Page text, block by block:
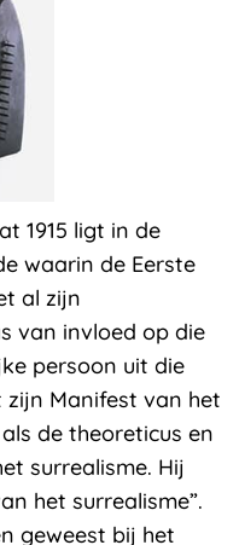
1915 ligt in de
waarin de Eerste
al zijn
van invloed op die
persoon uit die
zijn Manifest van het
de theoreticus en
surrealisme. Hij
het surrealisme”.
geweest bij het